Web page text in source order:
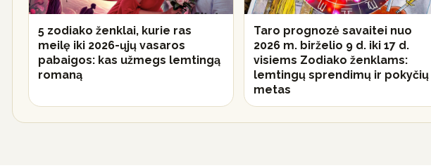
5 zodiako ženklai, kurie ras
meilę iki 2026-ųjų vasaros
pabaigos: kas užmegs lemtingą
romaną
Taro prognozė savaitei nuo
2026 m. birželio 9 d. iki 17 d.
visiems Zodiako ženklams:
lemtingų sprendimų ir pokyčių
metas